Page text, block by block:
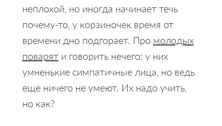
неплохой, но иногда начинает течь
почему-то, у корзиночек время от
времени дно подгорает. Про молодых
поваряти говорить нечего: у них
умненькие симпатичные лица, но ведь
еще ничего не умеют. Их надо учить,
но как?